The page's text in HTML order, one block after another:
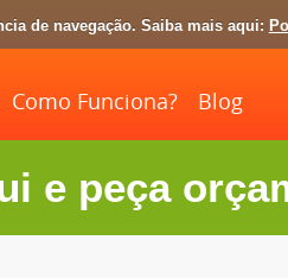
de navegação. Saiba mais aqui:
Como Funciona? Blog
e peça